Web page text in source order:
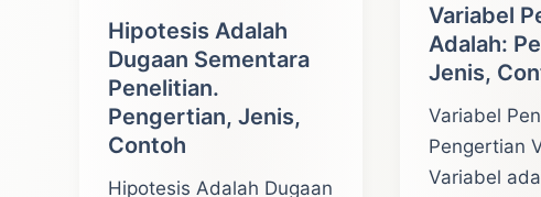
Hipotesis Adalah
Dugaan Sementara
Penelitian.
Pengertian, Jenis,
Contoh
Hipotesis Adalah Dugaan
Variabel
Adalah:
Jenis,
Variabel
Pengertian
Variabel